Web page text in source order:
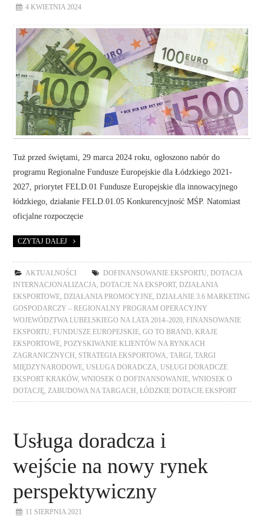
4 KWIETNIA 2024
Tuż przed świętami, 29 marca 2024 roku, ogłoszono nabór do
programu Regionalne Fundusze Europejskie dla Łódzkiego 2021-
2027, priorytet FELD.01 Fundusze Europejskie dla innowacyjnego
łódzkiego, działanie FELD.01.05 Konkurencyjność MŚP. Natomiast
oficjalne rozpoczęcie
CZYTAJ DALEJ
AKTUALNOŚCI DOFINANSOWANIE EKSPORTU ,DOTACJA
INTERNACJONALIZACJA ,DOTACJE NA EKSPORT,DZIAŁANIA
EKSPORTOWE ,DZIAŁANIA PROMOCYJNE ,DZIAŁANIE 3.6 MARKETING
GOSPODARCZY – REGIONALNY PROGRAM OPERACYJNY
WOJEWÓDZTWA LUBELSKIEGO NA LATA 2014–2020 ,FINANSOWANIE
EKSPORTU ,FUNDUSZE EUROPEJSKIE ,GO TO BRAND ,KRAJE
EKSPORTOWE ,POZYSKIWANIE KLIENTÓW NA RYNKACH
ZAGRANICZNYCH
STRATEGIA EKSPORTOWA ,TARGI ,TARGI
MIĘDZYNARODOWE ,USŁUGA DORADCZA ,USŁUGI DORADCZE
EKSPORT KRAKÓW,WNIOSEK O DOFINANSOWANIE ,WNIOSEK O
DOTACJĘ ZABUDOWA NA TARGACH ,ŁÓDZKIE DOTACJE EKSPORT
Usługa doradcza i
wejście na nowy rynek
perspektywiczny
11 SIERPNIA 2021